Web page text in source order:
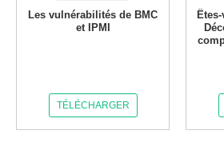
Les vulnérabilités de BMC
et IPMI
TÉLÉCHARGER